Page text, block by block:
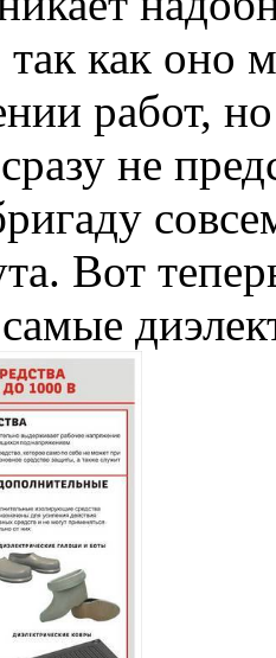
как оно
работ,
не
Вот